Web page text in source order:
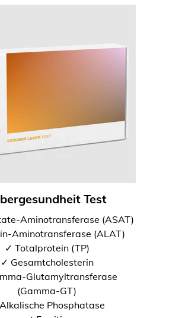
Test
Aminotransferase (ASAT)
Aminotransferase (ALAT)
✓ Totalprotein (TP)
✓ Gesamtcholesterin
Glutamyltransferase
(Gamma-GT)
Phosphatase